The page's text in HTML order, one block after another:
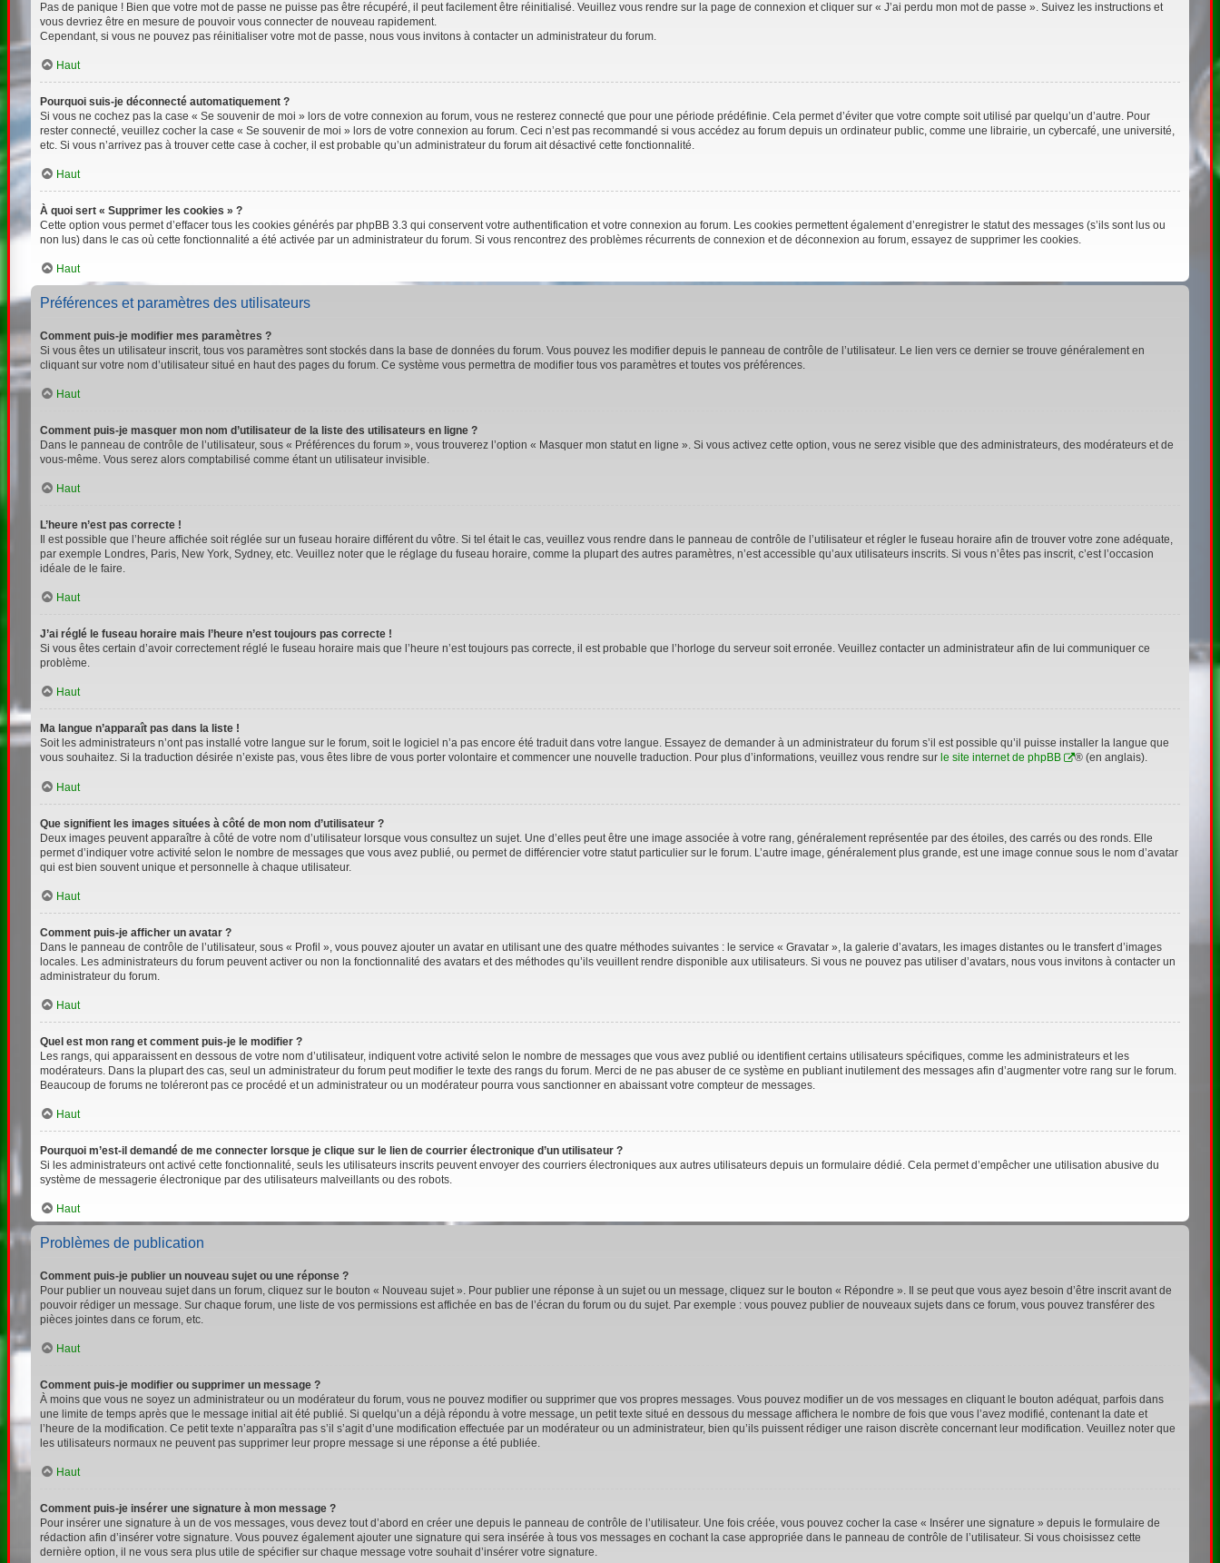
Pas de panique ! Bien que votre mot de passe ne puisse pas être récupéré, il peut facilement être réinitialisé. Veuillez vous rendre sur la page de connexion et cliquer sur « J’ai perdu mon mot de passe ». Suivez les instructions et
vous devriez être en mesure de pouvoir vous connecter de nouveau rapidement.
Cependant, si vous ne pouvez pas réinitialiser votre mot de passe, nous vous invitons à contacter un administrateur du forum.
Haut
Pourquoi suis-je déconnecté automatiquement ?
Si vous ne cochez pas la case « Se souvenir de moi » lors de votre connexion au forum, vous ne resterez connecté que pour une période prédéfinie. Cela permet d’éviter que votre compte soit utilisé par quelqu’un d’autre. Pour
rester connecté, veuillez cocher la case « Se souvenir de moi » lors de votre connexion au forum. Ceci n’est pas recommandé si vous accédez au forum depuis un ordinateur public, comme une librairie, un cybercafé, une université,
etc. Si vous n’arrivez pas à trouver cette case à cocher, il est probable qu’un administrateur du forum ait désactivé cette fonctionnalité.
Haut
À quoi sert « Supprimer les cookies » ?
Cette option vous permet d’effacer tous les cookies générés par phpBB 3.3 qui conservent votre authentification et votre connexion au forum. Les cookies permettent également d’enregistrer le statut des messages (s’ils sont lus ou
non lus) dans le cas où cette fonctionnalité a été activée par un administrateur du forum. Si vous rencontrez des problèmes récurrents de connexion et de déconnexion au forum, essayez de supprimer les cookies.
Haut
Préférences et paramètres des utilisateurs
Comment puis-je modifier mes paramètres ?
Si vous êtes un utilisateur inscrit, tous vos paramètres sont stockés dans la base de données du forum. Vous pouvez les modifier depuis le panneau de contrôle de l’utilisateur. Le lien vers ce dernier se trouve généralement en
cliquant sur votre nom d’utilisateur situé en haut des pages du forum. Ce système vous permettra de modifier tous vos paramètres et toutes vos préférences.
Haut
Comment puis-je masquer mon nom d’utilisateur de la liste des utilisateurs en ligne ?
Dans le panneau de contrôle de l’utilisateur, sous « Préférences du forum », vous trouverez l’option « Masquer mon statut en ligne ». Si vous activez cette option, vous ne serez visible que des administrateurs, des modérateurs et de
vous-même. Vous serez alors comptabilisé comme étant un utilisateur invisible.
Haut
L’heure n’est pas correcte !
Il est possible que l’heure affichée soit réglée sur un fuseau horaire différent du vôtre. Si tel était le cas, veuillez vous rendre dans le panneau de contrôle de l’utilisateur et régler le fuseau horaire afin de trouver votre zone adéquate,
par exemple Londres, Paris, New York, Sydney, etc. Veuillez noter que le réglage du fuseau horaire, comme la plupart des autres paramètres, n’est accessible qu’aux utilisateurs inscrits. Si vous n’êtes pas inscrit, c’est l’occasion
idéale de le faire.
Haut
J’ai réglé le fuseau horaire mais l’heure n’est toujours pas correcte !
Si vous êtes certain d’avoir correctement réglé le fuseau horaire mais que l’heure n’est toujours pas correcte, il est probable que l’horloge du serveur soit erronée. Veuillez contacter un administrateur afin de lui communiquer ce
problème.
Haut
Ma langue n’apparaît pas dans la liste !
Soit les administrateurs n’ont pas installé votre langue sur le forum, soit le logiciel n’a pas encore été traduit dans votre langue. Essayez de demander à un administrateur du forum s’il est possible qu’il puisse installer la langue que
vous souhaitez. Si la traduction désirée n’existe pas, vous êtes libre de vous porter volontaire et commencer une nouvelle traduction. Pour plus d’informations, veuillez vous rendre sur le site internet de phpBB ® (en anglais).
Haut
Que signifient les images situées à côté de mon nom d’utilisateur ?
Deux images peuvent apparaître à côté de votre nom d’utilisateur lorsque vous consultez un sujet. Une d’elles peut être une image associée à votre rang, généralement représentée par des étoiles, des carrés ou des ronds. Elle
permet d’indiquer votre activité selon le nombre de messages que vous avez publié, ou permet de différencier votre statut particulier sur le forum. L’autre image, généralement plus grande, est une image connue sous le nom d’avatar
qui est bien souvent unique et personnelle à chaque utilisateur.
Haut
Comment puis-je afficher un avatar ?
Dans le panneau de contrôle de l’utilisateur, sous « Profil », vous pouvez ajouter un avatar en utilisant une des quatre méthodes suivantes : le service « Gravatar », la galerie d’avatars, les images distantes ou le transfert d’images
locales. Les administrateurs du forum peuvent activer ou non la fonctionnalité des avatars et des méthodes qu’ils veuillent rendre disponible aux utilisateurs. Si vous ne pouvez pas utiliser d’avatars, nous vous invitons à contacter un
administrateur du forum.
Haut
Quel est mon rang et comment puis-je le modifier ?
Les rangs, qui apparaissent en dessous de votre nom d’utilisateur, indiquent votre activité selon le nombre de messages que vous avez publié ou identifient certains utilisateurs spécifiques, comme les administrateurs et les
modérateurs. Dans la plupart des cas, seul un administrateur du forum peut modifier le texte des rangs du forum. Merci de ne pas abuser de ce système en publiant inutilement des messages afin d’augmenter votre rang sur le forum.
Beaucoup de forums ne toléreront pas ce procédé et un administrateur ou un modérateur pourra vous sanctionner en abaissant votre compteur de messages.
Haut
Pourquoi m’est-il demandé de me connecter lorsque je clique sur le lien de courrier électronique d’un utilisateur ?
Si les administrateurs ont activé cette fonctionnalité, seuls les utilisateurs inscrits peuvent envoyer des courriers électroniques aux autres utilisateurs depuis un formulaire dédié. Cela permet d’empêcher une utilisation abusive du
système de messagerie électronique par des utilisateurs malveillants ou des robots.
Haut
Problèmes de publication
Comment puis-je publier un nouveau sujet ou une réponse ?
Pour publier un nouveau sujet dans un forum, cliquez sur le bouton « Nouveau sujet ». Pour publier une réponse à un sujet ou un message, cliquez sur le bouton « Répondre ». Il se peut que vous ayez besoin d’être inscrit avant de
pouvoir rédiger un message. Sur chaque forum, une liste de vos permissions est affichée en bas de l’écran du forum ou du sujet. Par exemple : vous pouvez publier de nouveaux sujets dans ce forum, vous pouvez transférer des
pièces jointes dans ce forum, etc.
Haut
Comment puis-je modifier ou supprimer un message ?
À moins que vous ne soyez un administrateur ou un modérateur du forum, vous ne pouvez modifier ou supprimer que vos propres messages. Vous pouvez modifier un de vos messages en cliquant le bouton adéquat, parfois dans
une limite de temps après que le message initial ait été publié. Si quelqu’un a déjà répondu à votre message, un petit texte situé en dessous du message affichera le nombre de fois que vous l’avez modifié, contenant la date et
l’heure de la modification. Ce petit texte n’apparaîtra pas s’il s’agit d’une modification effectuée par un modérateur ou un administrateur, bien qu’ils puissent rédiger une raison discrète concernant leur modification. Veuillez noter que
les utilisateurs normaux ne peuvent pas supprimer leur propre message si une réponse a été publiée.
Haut
Comment puis-je insérer une signature à mon message ?
Pour insérer une signature à un de vos messages, vous devez tout d’abord en créer une depuis le panneau de contrôle de l’utilisateur. Une fois créée, vous pouvez cocher la case « Insérer une signature » depuis le formulaire de
rédaction afin d’insérer votre signature. Vous pouvez également ajouter une signature qui sera insérée à tous vos messages en cochant la case appropriée dans le panneau de contrôle de l’utilisateur. Si vous choisissez cette
dernière option, il ne vous sera plus utile de spécifier sur chaque message votre souhait d’insérer votre signature.